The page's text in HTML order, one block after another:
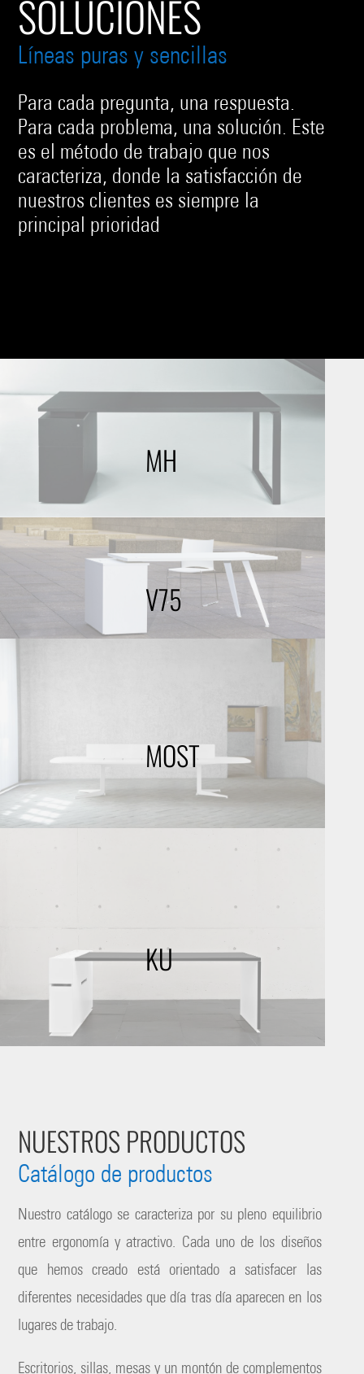
SOLUCIONES
Líneas puras y sencillas
Para cada pregunta, una respuesta.
Para cada problema, una solución. Este
es el método de trabajo que nos
caracteriza, donde la satisfacción de
nuestros clientes es siempre la
principal prioridad
MH
V75
MOST
KU
NUESTROS PRODUCTOS
Catálogo de productos
Nuestro catálogo se caracteriza por su pleno equilibrio
entre ergonomía y atractivo. Cada uno de los diseños
que hemos creado está orientado a satisfacer las
diferentes necesidades que día tras día aparecen en los
lugares de trabajo.
Escritorios, sillas, mesas y un montón de complementos